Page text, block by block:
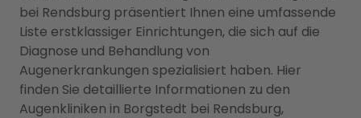
bei Rendsburg präsentiert Ihnen eine umfassende
Liste erstklassiger Einrichtungen, die sich auf die
Diagnose und Behandlung von
Augenerkrankungen spezialisiert haben. Hier
finden Sie detaillierte Informationen zu den
Augenkliniken in Borgstedt bei Rendsburg,